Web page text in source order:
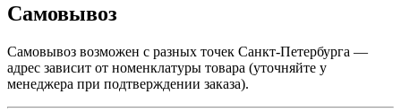
Самовывоз
Самовывоз возможен с разных точек Санкт-Петербурга —
адрес зависит от номенклатуры товара (уточняйте у
менеджера при подтверждении заказа).